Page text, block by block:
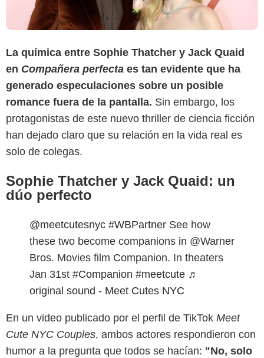
La química entre Sophie Thatcher y Jack Quaid
en Compañera perfecta es tan evidente que ha
generado especulaciones sobre un posible
romance fuera de la pantalla. Sin embargo, los
protagonistas de este nuevo thriller de ciencia ficción
han dejado claro que su relación en la vida real es
solo de colegas.
Sophie Thatcher y Jack Quaid: un
dúo perfecto
@meetcutesnyc #WBPartner See how
these two become companions in @Warner
Bros. Movies film Companion. In theaters
Jan 31st #Companion #meetcute ♬
original sound - Meet Cutes NYC
En un video publicado por el perfil de TikTok Meet
Cute NYC Couples, ambos actores respondieron con
humor a la pregunta que todos se hacían: "No, solo